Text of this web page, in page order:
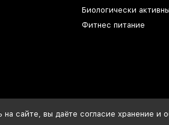
Биологически
Фитнес питание
сайте, вы даёте согласие хранение и